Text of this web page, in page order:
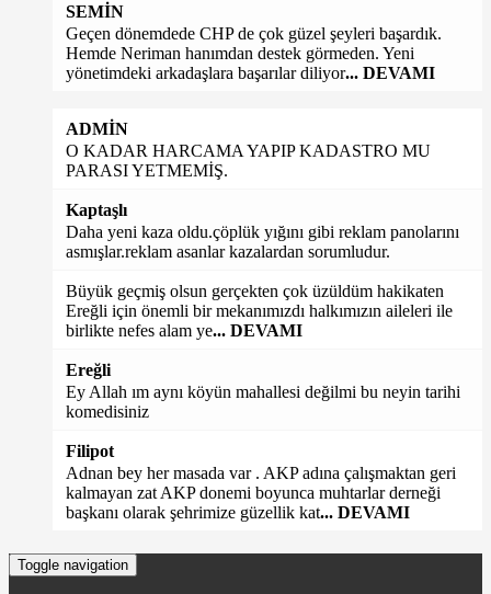
SEMİN
Geçen dönemdede CHP de çok güzel şeyleri başardık.
Hemde Neriman hanımdan destek görmeden. Yeni
yönetimdeki arkadaşlara başarılar diliyor... DEVAMI
ADMİN
O KADAR HARCAMA YAPIP KADASTRO MU
PARASI YETMEMİŞ.
Kaptaşlı
Daha yeni kaza oldu.çöplük yığını gibi reklam panolarını
asmışlar.reklam asanlar kazalardan sorumludur.
Büyük geçmiş olsun gerçekten çok üzüldüm hakikaten
Ereğli için önemli bir mekanımızdı halkımızın aileleri ile
birlikte nefes alam ye... DEVAMI
Ereğli
Ey Allah ım aynı köyün mahallesi değilmi bu neyin tarihi
komedisiniz
Filipot
Adnan bey her masada var . AKP adına çalışmaktan geri
kalmayan zat AKP donemi boyunca muhtarlar derneği
başkanı olarak şehrimize güzellik kat... DEVAMI
Toggle navigation